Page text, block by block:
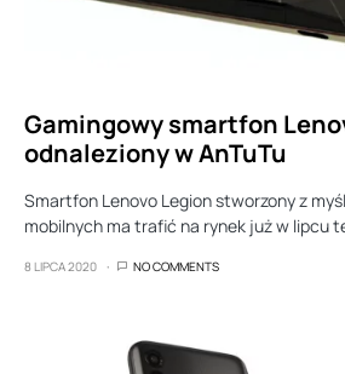
Gamingowy smartfon
odnaleziony w AnTuTu
Smartfon Lenovo Legion stworzony z
mobilnych ma trafić na rynek już w lipcu
8 LIPCA 2020 NO COMMENTS